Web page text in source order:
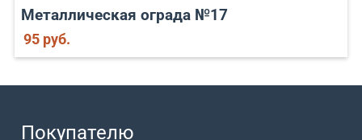
Металлическая ограда №17
95 руб.
Покупателю